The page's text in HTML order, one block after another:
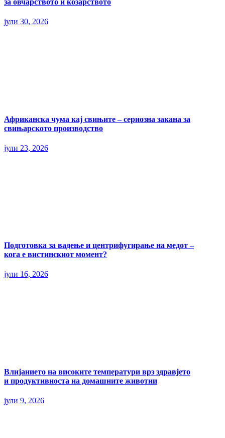
за овчарството и козарството
јули 30, 2026
Африканска чума кај свињите – сериозна закана за
свињарското производство
јули 23, 2026
Подготовка за вадење и центрифугирање на медот –
кога е вистинскиот момент?
јули 16, 2026
Влијанието на високите температури врз здравјето
и продуктивноста на домашните животни
јули 9, 2026